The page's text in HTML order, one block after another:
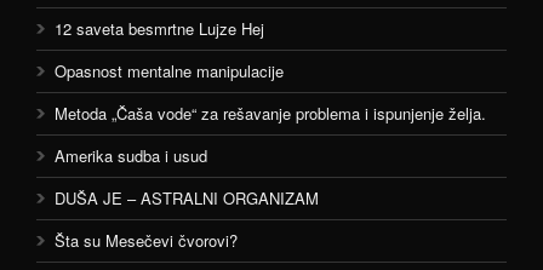
12 saveta besmrtne Lujze Hej
Opasnost mentalne manipulacije
Metoda „Čaša vode“ za rešavanje problema i ispunjenje želja.
Amerika sudba i usud
DUŠA JE – ASTRALNI ORGANIZAM
Šta su Mesečevi čvorovi?